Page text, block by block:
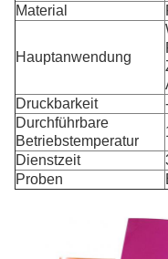
Material
Hauptanwendung
Druckbarkeit
Durchführbare
Betriebstemperatur
Dienstzeit
Proben